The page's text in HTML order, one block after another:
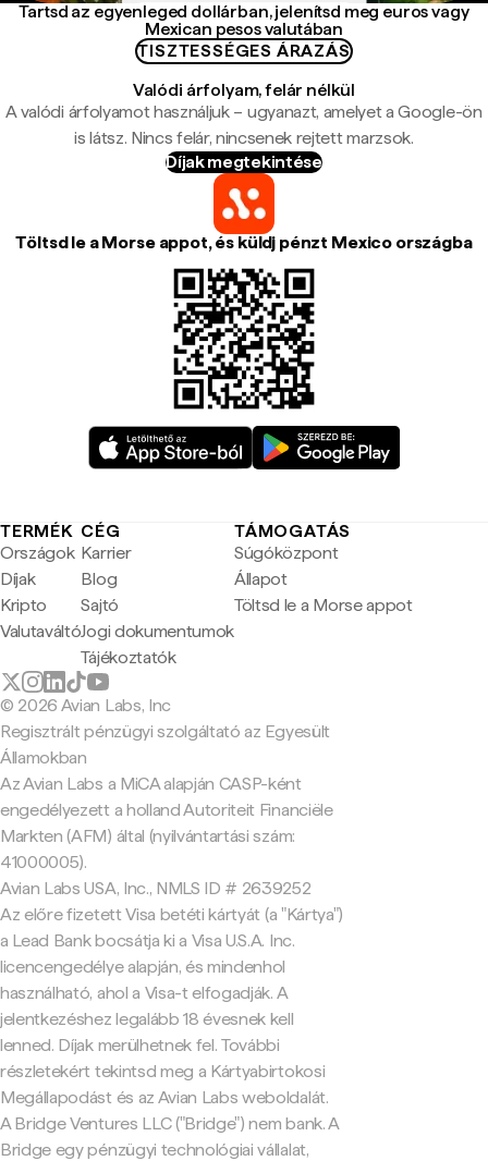
Tartsd az egyenleged dollárban, jelenítsd meg euros vagy
Mexican pesos valutában
TISZTESSÉGES ÁRAZÁS
Valódi árfolyam, felár nélkül
A valódi árfolyamot használjuk – ugyanazt, amelyet a Google-ön
is látsz. Nincs felár, nincsenek rejtett marzsok.
Díjak megtekintése
Töltsd le a Morse appot, és küldj pénzt Mexico országba
TERMÉK
Országok
Díjak
Kripto
Valutaváltó
CÉG
Karrier
Blog
Sajtó
Jogi dokumentumok
Tájékoztatók
TÁMOGATÁS
Súgóközpont
Állapot
Töltsd le a Morse appot
© 2026 Avian Labs, Inc
Regisztrált pénzügyi szolgáltató az Egyesült
Államokban
Az Avian Labs a MiCA alapján CASP-ként
engedélyezett a holland Autoriteit Financiële
Markten (AFM) által (nyilvántartási szám:
41000005).
Avian Labs USA, Inc., NMLS ID # 2639252
Az előre fizetett Visa betéti kártyát (a "Kártya")
a Lead Bank bocsátja ki a Visa U.S.A. Inc.
licencengedélye alapján, és mindenhol
használható, ahol a Visa-t elfogadják. A
jelentkezéshez legalább 18 évesnek kell
lenned. Díjak merülhetnek fel. További
részletekért tekintsd meg a Kártyabirtokosi
Megállapodást és az Avian Labs weboldalát.
A Bridge Ventures LLC ("Bridge") nem bank. A
Bridge egy pénzügyi technológiai vállalat,